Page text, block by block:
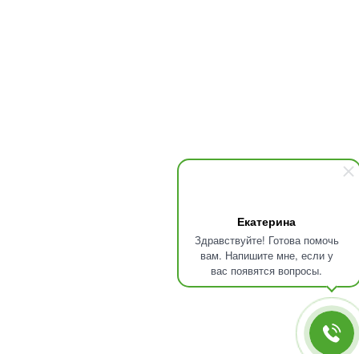
Екатерина
Здравствуйте! Готова помочь
вам. Напишите мне, если у
вас появятся вопросы.